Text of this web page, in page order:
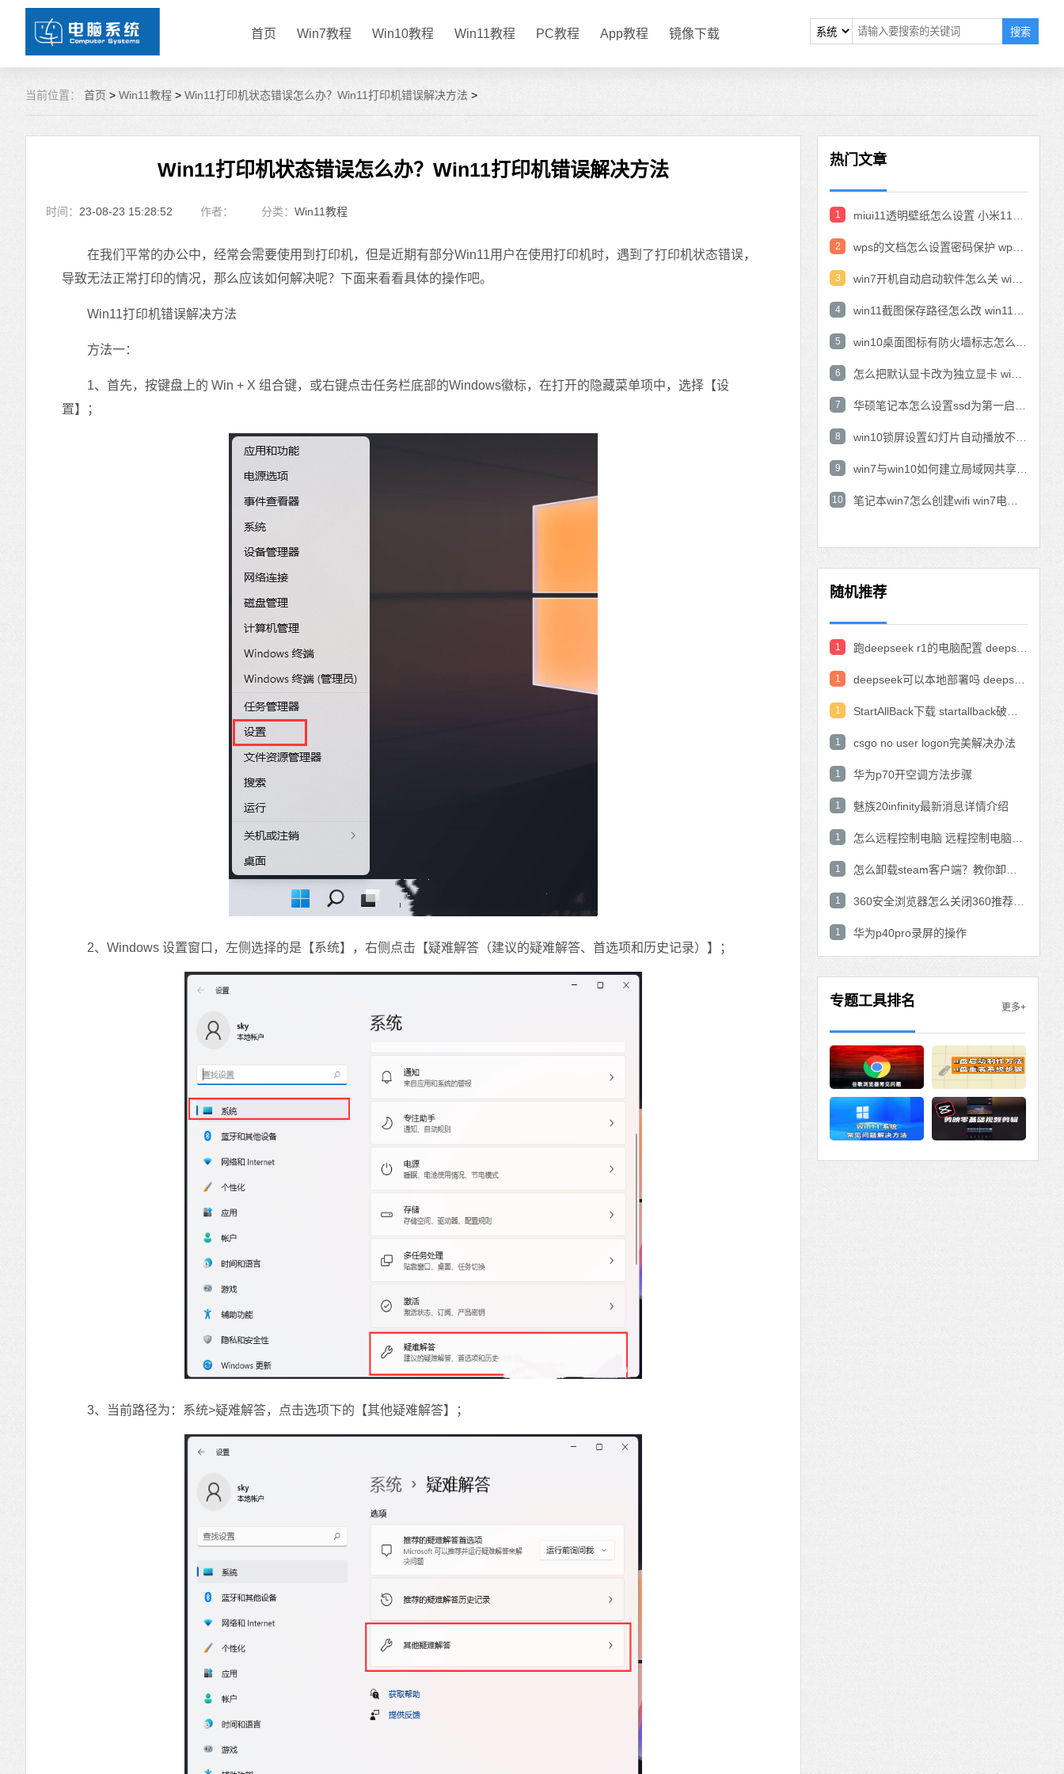
首页 Win7教程 Win10教程 Win11教程 PC教程 App教程 镜像下载 搜索
当前位置： 首页 > Win11教程 > Win11打印机状态错误怎么办？Win11打印机错误解决方法 >
Win11打印机状态错误怎么办？Win11打印机错误解决方法
时间： 23-08-23 15:28:52 作者： 分类： Win11教程
在我们平常的办公中，经常会需要使用到打印机，但是近期有部分Win11用户在使用打印机时，遇到了打印机状态错误，
导致无法正常打印的情况，那么应该如何解决呢？下面来看看具体的操作吧。
Win11打印机错误解决方法
方法一：
1、首先，按键盘上的 Win + X 组合键，或右键点击任务栏底部的Windows徽标，在打开的隐藏菜单项中，选择【设
置】；
2、Windows 设置窗口，左侧选择的是【系统】，右侧点击【疑难解答（建议的疑难解答、首选项和历史记录）】；
3、当前路径为：系统>疑难解答，点击选项下的【其他疑难解答】；
热门文章
1
2
3
4
5
6
7
8
9
10
随机推荐
1
1
1
1 csgo no user logon完美解决办法
1 华为p70开空调方法步骤
1 魅族20infinity最新消息详情介绍
1
1
1
1 华为p40pro录屏的操作
专题工具排名 更多+